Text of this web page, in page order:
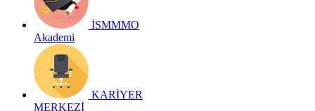
İSMMMO
Akademi
KARİYER
MERKEZİ